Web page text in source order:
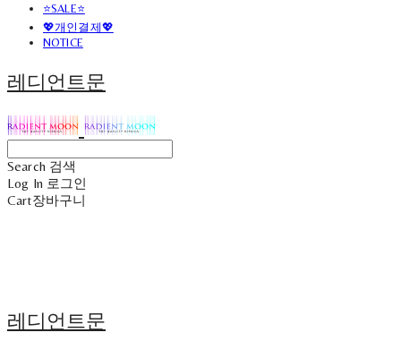
⭐SALE⭐
💖개인결제💖
NOTICE
레디언트문
Search 검색
Log In 로그인
Cart장바구니
레디언트문